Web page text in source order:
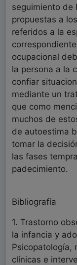
seguimiento de
propuestas a
referidos a la
ocupacional
la persona a la
confiar
mediante un
que como
muchos de
de autoestima
tomar la
las fases
padecimiento.
Bibliografía
1. Trastorno
la infancia y
Psicopatología,
clínicas e